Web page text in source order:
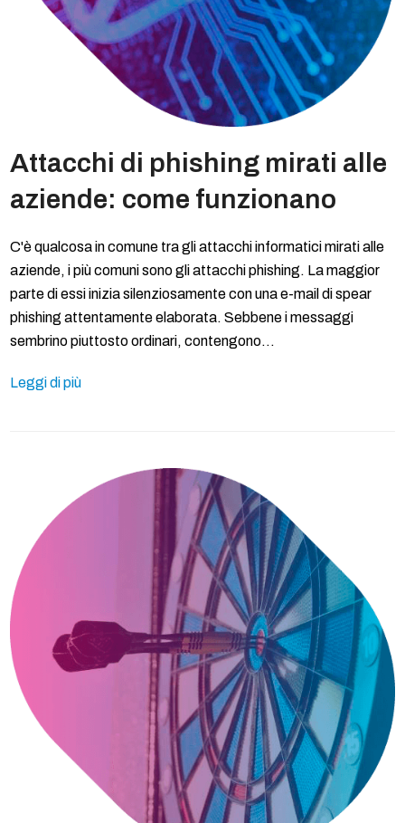
Attacchi di phishing mirati alle
aziende: come funzionano
C'è qualcosa in comune tra gli attacchi informatici mirati alle
aziende, i più comuni sono gli attacchi phishing. La maggior
parte di essi inizia silenziosamente con una e-mail di spear
phishing attentamente elaborata. Sebbene i messaggi
sembrino piuttosto ordinari, contengono…
Leggi di più